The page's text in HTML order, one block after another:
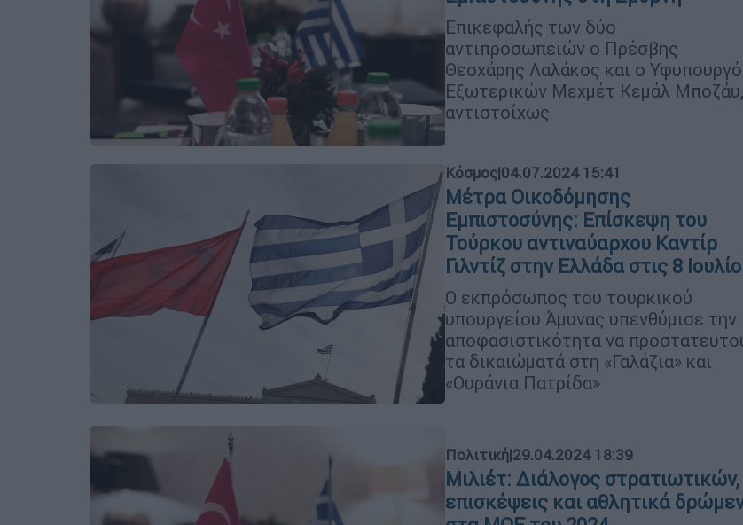
Επικεφαλής των δύο
αντιπροσωπειών ο Πρέσβης
Θεοχάρης Λαλάκος και ο
Εξωτερικών Μεχμέτ Κεμάλ Μποζάυ,
αντιστοίχως
Κόσμος|04.07.2024 15:41
Μέτρα Οικοδόμησης
Εμπιστοσύνης: Επίσκεψη του
Τούρκου αντιναύαρχου Καντίρ
Γιλντίζ στην Ελλάδα στις 8
Ο εκπρόσωπος του τουρκικού
υπουργείου Άμυνας υπενθύμισε την
αποφασιστικότητα να
τα δικαιώματά στη «Γαλάζια» και
«Ουράνια Πατρίδα»
Πολιτική|29.04.2024 18:39
Μιλιέτ: Διάλογος στρατιωτικών,
επισκέψεις και αθλητικά